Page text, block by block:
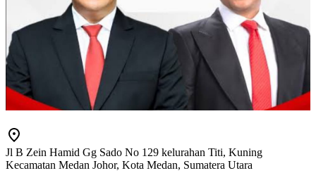
Jl B Zein Hamid Gg Sado No 129 kelurahan Titi, Kuning
Kecamatan Medan Johor, Kota Medan, Sumatera Utara